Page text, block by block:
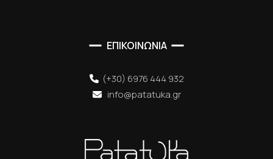
ΕΠΙΚΟΙΝΩΝΙΑ
(+30) 6976 444 932
info@patatuka.gr